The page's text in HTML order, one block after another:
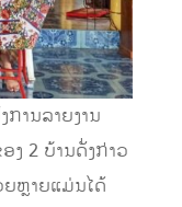
ານລາຍງານ
ງ 2 ບ້ານດັ່ງກ່າວ
ຫຼາຍແມ່ນໄດ້